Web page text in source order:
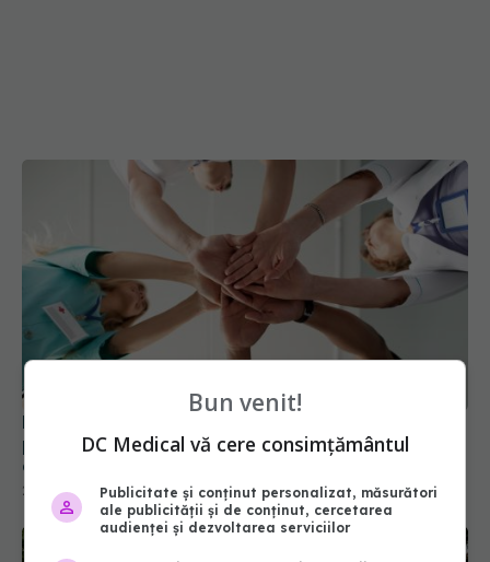
Ministerul Sănătății deblochează peste 7.800 de
posturi în spitale și ambulanță. Mii de medici și
asistenți medicali vor fi angajați
27 iul 2026, 18:28
Bun venit!
DC Medical vă cere consimțământul
Publicitate și conținut personalizat, măsurători
ale publicității și de conținut, cercetarea
audienței și dezvoltarea serviciilor